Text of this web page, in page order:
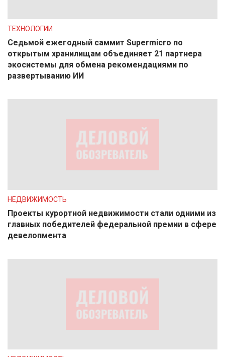
ТЕХНОЛОГИИ
Седьмой ежегодный саммит Supermicro по
открытым хранилищам объединяет 21 партнера
экосистемы для обмена рекомендациями по
развертыванию ИИ
НЕДВИЖИМОСТЬ
Проекты курортной недвижимости стали одними из
главных победителей федеральной премии в сфере
девелопмента